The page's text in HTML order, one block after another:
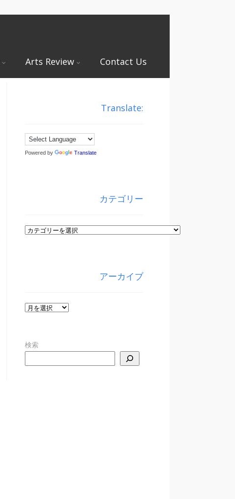
Arts Review Contact Us
Translate:
Powered by Translate
カテゴリー
カ
アーカイブ
ア
イ
検索